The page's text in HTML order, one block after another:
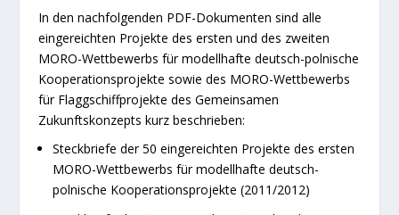
In den nachfolgenden PDF-Dokumenten sind alle
eingereichten Projekte des ersten und des zweiten
MORO-Wettbewerbs für modellhafte deutsch-polnische
Kooperationsprojekte sowie des MORO-Wettbewerbs
für Flaggschiffprojekte des Gemeinsamen
Zukunftskonzepts kurz beschrieben:
Steckbriefe der 50 eingereichten Projekte des ersten
MORO-Wettbewerbs für modellhafte deutsch-
polnische Kooperationsprojekte (2011/2012)